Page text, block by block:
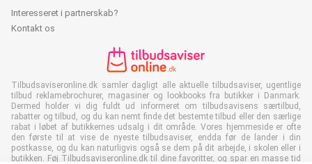
Interesseret i partnerskab?
Kontakt os
Tilbudsaviseronline.dk samler dagligt alle aktuelle tilbudsaviser, ugentlige
tilbud reklamebrochurer, magasiner og lookbooks fra butikker i Danmark.
Dermed holder vi dig fuldt ud informeret om tilbudsavisens særtilbud,
rabatter og tilbud, og du kan nemt finde det bestemte tilbud eller den særlige
rabat i løbet af butikkernes udsalg i dit område. Vores hjemmeside er ofte
den første til at vise de nyeste tilbudsaviser, endda før de lander i din
postkasse, og du kan naturligvis også se dem på dit arbejde, i skolen eller i
butikken. Føj Tilbudsaviseronline.dk til dine favoritter, og spar en masse tid